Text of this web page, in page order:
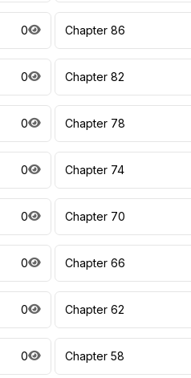
0 Chapter 86
0 Chapter 82
0 Chapter 78
0 Chapter 74
0 Chapter 70
0 Chapter 66
0 Chapter 62
0 Chapter 58